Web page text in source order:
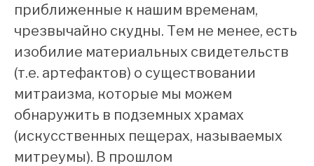
приближенные к нашим временам,
чрезвычайно скудны. Тем не менее, есть
изобилие материальных свидетельств
(т.е. артефактов) о существовании
митраизма, которые мы можем
обнаружить в подземных храмах
(искусственных пещерах, называемых
митреумы). В прошлом